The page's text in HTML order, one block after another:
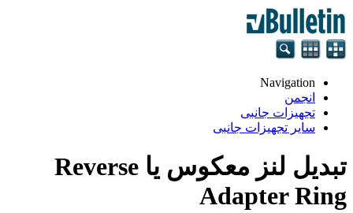
Navigation
انجمن
تجهيزات جانبی
سایر تجهیزات جانبی
تبدیل لنز معکوس یا Reverse
Adapter Ring